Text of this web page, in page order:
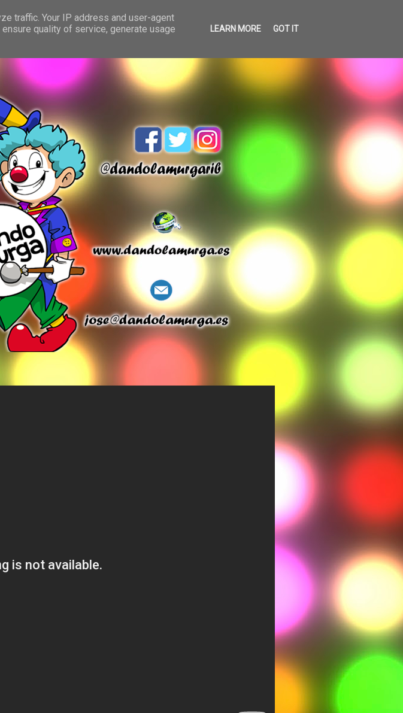
traffic. Your IP address and user-agent
quality of service, generate usage
LEARN MORE GOT IT